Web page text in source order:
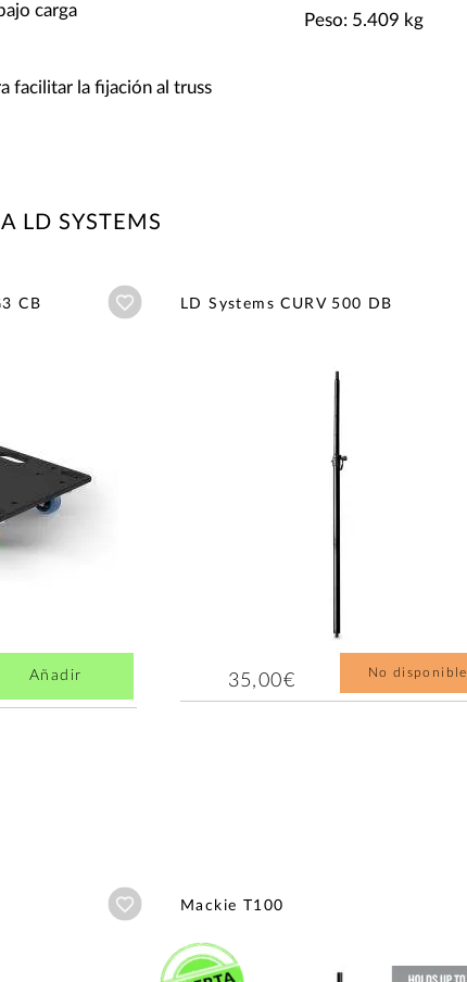
carga
facilitar la fijación al truss
Peso: 5.409 kg
LD SYSTEMS
CB Añadir a wishlist
Añadir
LD Systems CURV 500 DB
35,00€ No disponible
Añadir a wishlist
Mackie T100